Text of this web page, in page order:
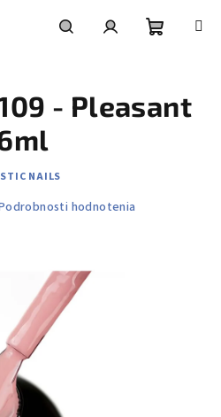
košík
- Pleasant
NAILS
hodnotenia